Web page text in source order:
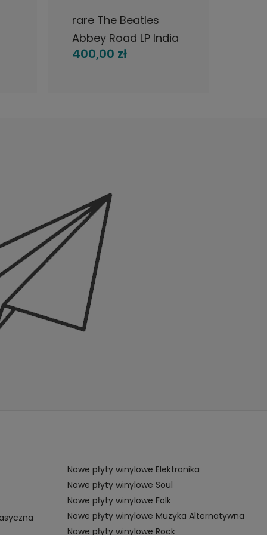
rare The Beatles
Abbey Road LP India
1969
400,00 zł
Nowe płyty winylowe Elektronika
Nowe płyty winylowe Soul
Nowe płyty winylowe Folk
Nowe płyty winylowe Muzyka Alternatywna
Nowe płyty winylowe Rock